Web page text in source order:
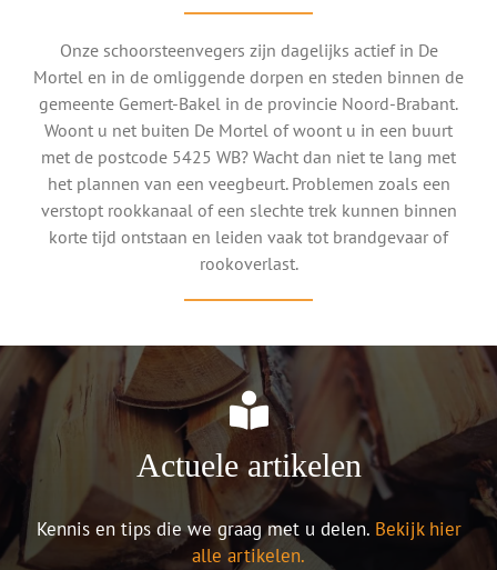
Onze schoorsteenvegers zijn dagelijks actief in De
Mortel en in de omliggende dorpen en steden binnen de
gemeente Gemert-Bakel in de provincie Noord-Brabant.
Woont u net buiten De Mortel of woont u in een buurt
met de postcode 5425 WB? Wacht dan niet te lang met
het plannen van een veegbeurt. Problemen zoals een
verstopt rookkanaal of een slechte trek kunnen binnen
korte tijd ontstaan en leiden vaak tot brandgevaar of
rookoverlast.
Actuele artikelen
Kennis en tips die we graag met u delen. Bekijk hier
alle artikelen.